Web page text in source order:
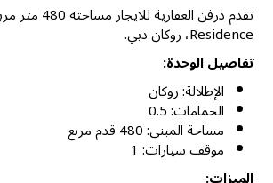
Residence، روكان دبي.
تفاصيل الوحدة:
الإطلالة: روكان
الحمامات: 0.5
مساحة المبنى: 480 قدم مربع
موقف سيارات: 1